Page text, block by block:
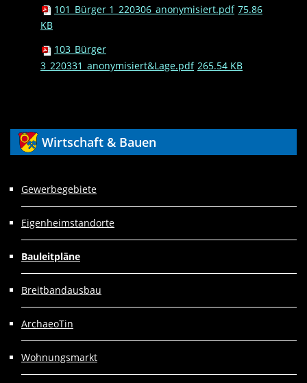
101_Bürger 1_220306_anonymisiert.pdf 75.86
KB
103_Bürger
3_220331_anonymisiert&Lage.pdf 265.54 KB
Wirtschaft & Bauen
Gewerbegebiete
Eigenheimstandorte
Bauleitpläne
Breitbandausbau
ArchaeoTin
Wohnungsmarkt